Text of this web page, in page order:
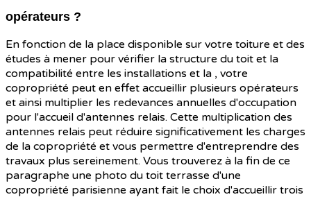
opérateurs ?
En fonction de la place disponible sur votre toiture et des
études à mener pour vérifier la structure du toit et la
compatibilité entre les installations et la , votre
copropriété peut en effet accueillir plusieurs opérateurs
et ainsi multiplier les redevances annuelles d'occupation
pour l'accueil d'antennes relais. Cette multiplication des
antennes relais peut réduire significativement les charges
de la copropriété et vous permettre d'entreprendre des
travaux plus sereinement. Vous trouverez à la fin de ce
paragraphe une photo du toit terrasse d'une
copropriété parisienne ayant fait le choix d'accueillir trois